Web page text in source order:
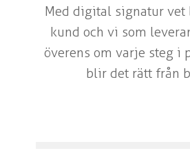
Med digital signatur vet
kund och vi som
överens om varje steg i
blir det rätt från